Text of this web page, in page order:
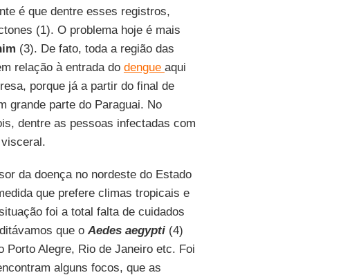
é que dentre esses registros,
(1). O problema hoje é mais
(3). De fato, toda a região das
relação à entrada do dengue aqui
porque já a partir do final de
grande parte do Paraguai. No
dentre as pessoas infectadas com
da doença no nordeste do Estado
que prefere climas tropicais e
foi a total falta de cuidados
que o Aedes aegypti(4)
Alegre, Rio de Janeiro etc. Foi
alguns focos, que as